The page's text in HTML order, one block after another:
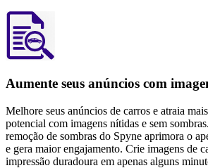
Aumente seus anúncios com
Melhore seus anúncios de carros e atraia
potencial com imagens nítidas e sem
remoção de sombras do Spyne aprimora o
e gera maior engajamento. Crie imagens de
impressão duradoura em apenas alguns